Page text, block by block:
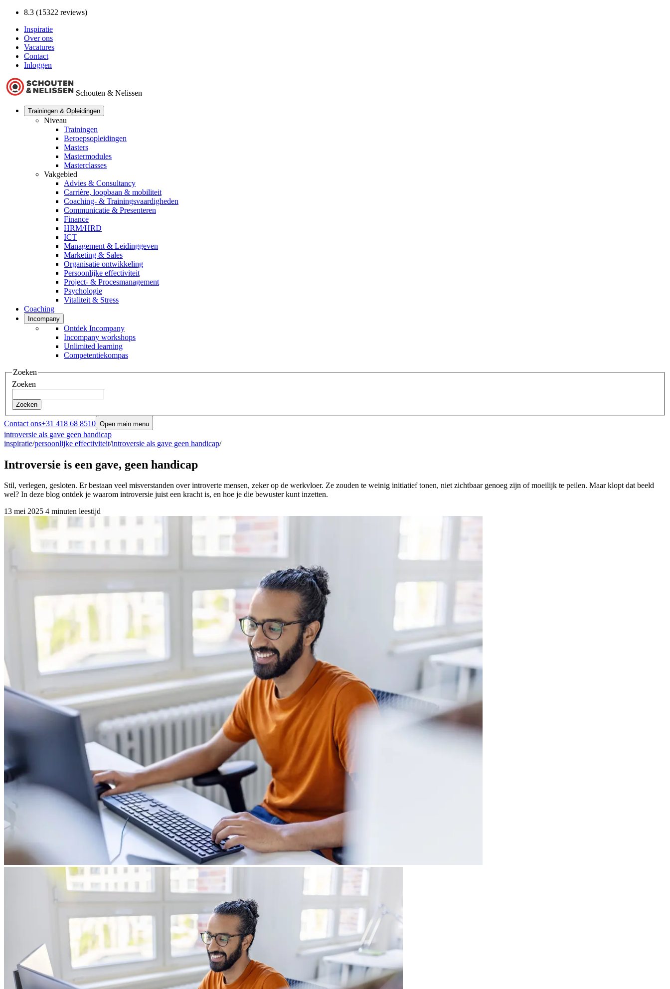
8.3 (15322 reviews)
Inspiratie
Over ons
Vacatures
Contact
Inloggen
Schouten & Nelissen
Trainingen & Opleidingen
Niveau
Trainingen
Beroepsopleidingen
Masters
Mastermodules
Masterclasses
Vakgebied
Advies & Consultancy
Carrière, loopbaan & mobiliteit
Coaching- & Trainingsvaardigheden
Communicatie & Presenteren
Finance
HRM/HRD
ICT
Management & Leidinggeven
Marketing & Sales
Organisatie ontwikkeling
Persoonlijke effectiviteit
Project- & Procesmanagement
Psychologie
Vitaliteit & Stress
Coaching
Incompany
Ontdek Incompany
Incompany workshops
Unlimited learning
Competentiekompas
Zoeken
Zoeken
Zoeken
Contact ons+31 418 68 8510 Open main menu
introversie als gave geen handicap
inspiratie/persoonlijke effectiviteit/introversie als gave geen handicap/
Introversie is een gave, geen handicap
Stil, verlegen, gesloten. Er bestaan veel misverstanden over introverte mensen, zeker op de werkvloer. Ze zouden te weinig initiatief tonen, niet zichtbaar genoeg zijn of moeilijk te peilen. Maar klopt dat beeld
wel? In deze blog ontdek je waarom introversie juist een kracht is, en hoe je die bewuster kunt inzetten.
13 mei 2025 4 minuten leestijd